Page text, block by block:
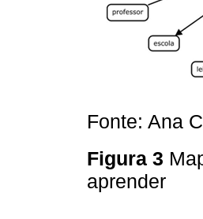
Fonte: Ana
Figura 3
aprender